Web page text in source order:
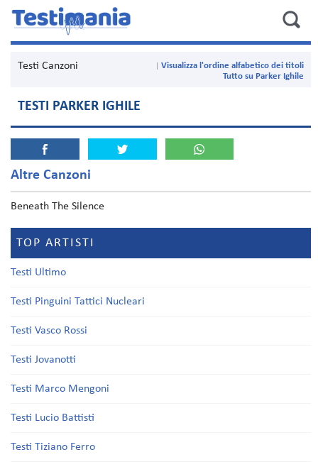
Testi Canzoni
Visualizza l'ordine alfabetico dei titoli
Tutto su Parker Ighile
TESTI PARKER IGHILE
Altre Canzoni
Beneath The Silence
TOP ARTISTI
Testi Ultimo
Testi Pinguini Tattici Nucleari
Testi Vasco Rossi
Testi Jovanotti
Testi Marco Mengoni
Testi Lucio Battisti
Testi Tiziano Ferro